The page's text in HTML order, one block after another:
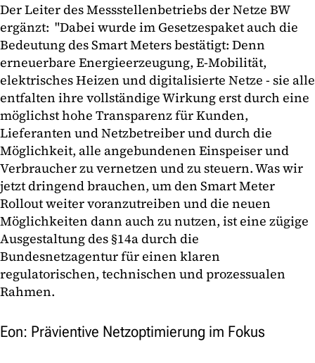
Der Leiter des Messstellenbetriebs der Netze BW
ergänzt: "Dabei wurde im Gesetzespaket auch die
Bedeutung des Smart Meters bestätigt: Denn
erneuerbare Energieerzeugung, E-Mobilität,
elektrisches Heizen und digitalisierte Netze - sie alle
entfalten ihre vollständige Wirkung erst durch eine
möglichst hohe Transparenz für Kunden,
Lieferanten und Netzbetreiber und durch die
Möglichkeit, alle angebundenen Einspeiser und
Verbraucher zu vernetzen und zu steuern. Was wir
jetzt dringend brauchen, um den Smart Meter
Rollout weiter voranzutreiben und die neuen
Möglichkeiten dann auch zu nutzen, ist eine zügige
Ausgestaltung des §14a durch die
Bundesnetzagentur für einen klaren
regulatorischen, technischen und prozessualen
Rahmen.
Eon: Prävientive Netzoptimierung im Fokus